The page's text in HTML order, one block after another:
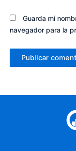
Guarda mi
navegador para la